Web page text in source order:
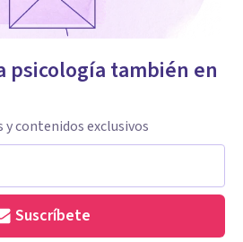
psicología también en
contenidos exclusivos
Suscríbete